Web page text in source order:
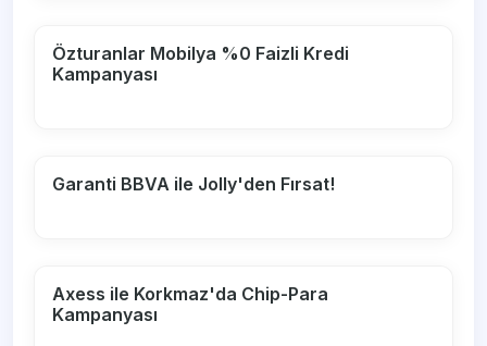
Özturanlar Mobilya %0 Faizli Kredi
Kampanyası
Garanti BBVA ile Jolly'den Fırsat!
Axess ile Korkmaz'da Chip-Para
Kampanyası